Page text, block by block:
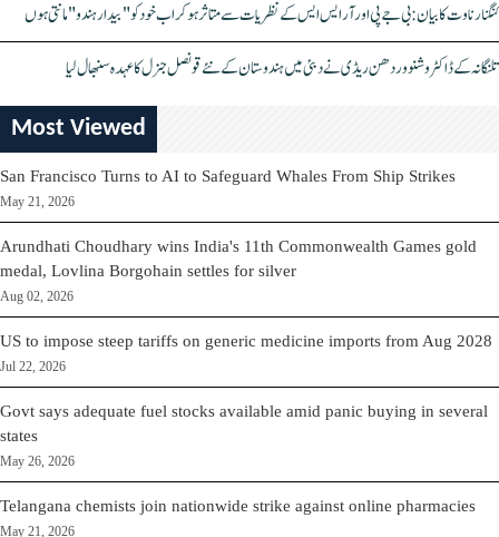
کنگنا رناوت کا بیان: بی جے پی اور آر ایس ایس کے نظریات سے متاثر ہو کر اب خود کو "بیدار ہندو" مانتی ہوں
تلنگانہ کے ڈاکٹر وشنو وردھن ریڈی نے دبئی میں ہندوستان کے نئے قونصل جنرل کا عہدہ سنبھال لیا
Most Viewed
San Francisco Turns to AI to Safeguard Whales From Ship Strikes
May 21, 2026
Arundhati Choudhary wins India's 11th Commonwealth Games gold
medal, Lovlina Borgohain settles for silver
Aug 02, 2026
US to impose steep tariffs on generic medicine imports from Aug 2028
Jul 22, 2026
Govt says adequate fuel stocks available amid panic buying in several
states
May 26, 2026
Telangana chemists join nationwide strike against online pharmacies
May 21, 2026